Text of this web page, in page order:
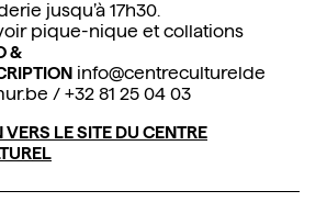
jusqu’à 17h30.
pique-nique et collations
&
info@centreculturelde
/ +32 81 25 04 03
VERS LE SITE DU CENTRE